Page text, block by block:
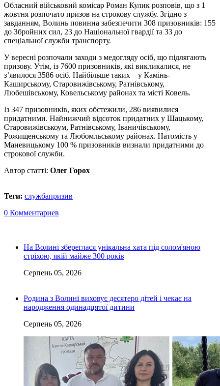
Обласний військовий комісар Роман Кулик розповів, що з 1
жовтня розпочато призов на строкову службу. Згідно з
завданням, Волинь повинна забезпечити 308 призовників: 155
до Збройних сил, 23 до Національної гвардії та 33 до
спеціальної служби транспорту.
У вересні розпочали заходи з медогляду осіб, що підлягають
призову. Утім, із 7600 призовників, які викликалися, не
з’явилося 3586 осіб. Найбільше таких – у Камінь-
Каширському, Старовижівському, Ратнівському,
Любешівському, Ковельському районах та місті Ковель.
Із 347 призовників, яких обстежили, 286 виявилися
придатними. Найнижчий відсоток придатних у Шацькому,
Старовижівськоум, Ратнівському, Іваничівському,
Рожищенському та Любомльському районах. Натомість у
Маневицькому 100 % призовників визнали придатними до
строкової служби.
Автор статті: Олег Горох
Теги: службапризив
0 Комментариев
На Волині збереглася унікальна хата під солом'яною
стріхою, якій майже 300 років
Серпень 05, 2026
Родина з Волині виховує десятеро дітей і чекає на
народження одинадцятої дитини
Серпень 05, 2026